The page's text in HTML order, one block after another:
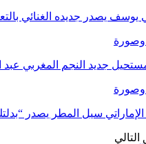
يصدر جديده الغنائي
مستحيل جديد النجم المغربي
الإماراتي سيل المطر يصدر
التالي